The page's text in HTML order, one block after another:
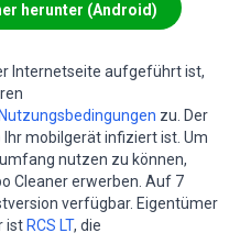
herunter (Android)
Internetseite aufgeführt ist,
Nutzungsbedingungen zu. Der
mobilgerät infiziert ist. Um
nutzen zu können,
Cleaner erwerben. Auf 7
verfügbar. Eigentümer
ist RCS LT, die